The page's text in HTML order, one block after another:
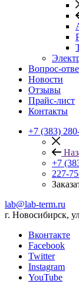
Вопрос-
Новости
Отзывы
Прайс-лист
Контакты
+7 (383)
+7
227-
lab@lab-term.ru
г. Новосибирск,
Вконтакте
Facebook
Twitter
Instagram
YouTube